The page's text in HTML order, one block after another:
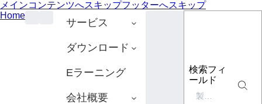
メインコンテンツへスキップフッターへスキップ
Home
サービス
ダウンロード
Eラーニング
会社概要
検索フィ
ールド